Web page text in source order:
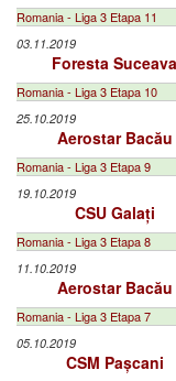
Romania - Liga 3 Etapa 11
03.11.2019
Foresta Suceava
Romania - Liga 3 Etapa 10
25.10.2019
Aerostar Bacău
Romania - Liga 3 Etapa 9
19.10.2019
CSU Galați
Romania - Liga 3 Etapa 8
11.10.2019
Aerostar Bacău
Romania - Liga 3 Etapa 7
05.10.2019
CSM Pașcani